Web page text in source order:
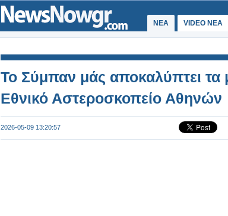
ΝΕΑ VIDEO NEA
Το Σύμπαν μάς αποκαλύπτει τα
Εθνικό Αστεροσκοπείο Αθηνών
2026-05-09 13:20:57